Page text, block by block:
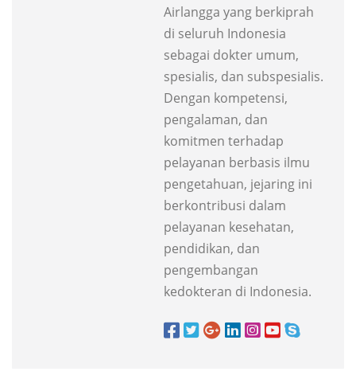
Airlangga yang berkiprah
di seluruh Indonesia
sebagai dokter umum,
spesialis, dan subspesialis.
Dengan kompetensi,
pengalaman, dan
komitmen terhadap
pelayanan berbasis ilmu
pengetahuan, jejaring ini
berkontribusi dalam
pelayanan kesehatan,
pendidikan, dan
pengembangan
kedokteran di Indonesia.